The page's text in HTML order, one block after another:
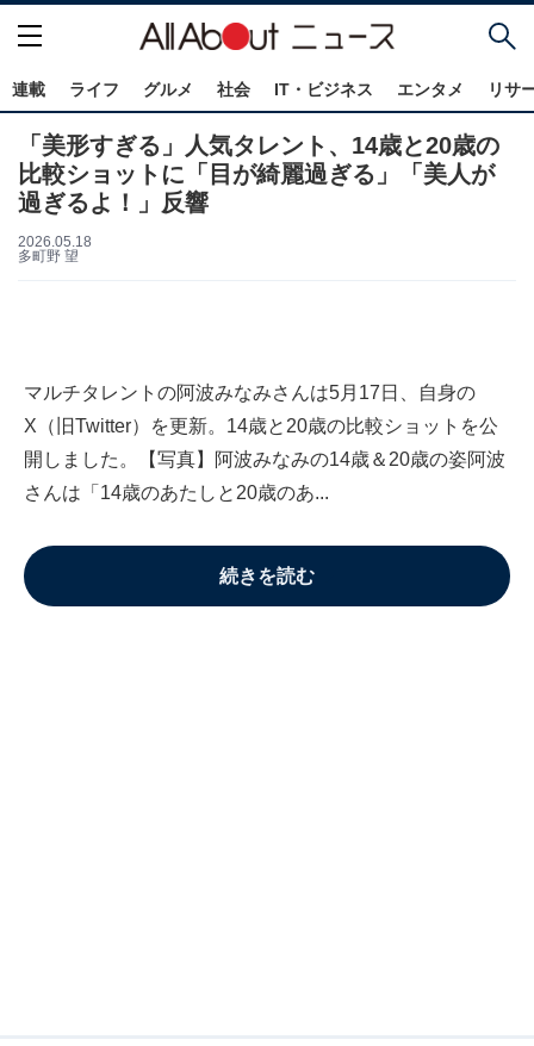
連載 ライフ グルメ 社会 IT・ビジネス エンタメ リサ
「美形すぎる」人気タレント、14歳と20歳の
比較ショットに「目が綺麗過ぎる」「美人が
過ぎるよ！」反響
2026.05.18
多町野 望
マルチタレントの阿波みなみさんは5月17日、自身の
X（旧Twitter）を更新。14歳と20歳の比較ショットを公
開しました。【写真】阿波みなみの14歳＆20歳の姿阿波
さんは「14歳のあたしと20歳のあ...
続きを読む